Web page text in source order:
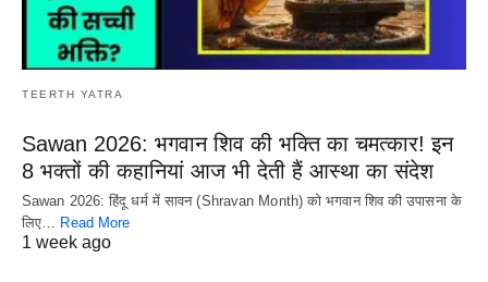
TEERTH YATRA
Sawan 2026: भगवान शिव की भक्ति का चमत्कार! इन
8 भक्तों की कहानियां आज भी देती हैं आस्था का संदेश
Sawan 2026: हिंदू धर्म में सावन (Shravan Month) को भगवान शिव की उपासना के
लिए…
Read More
1 week ago